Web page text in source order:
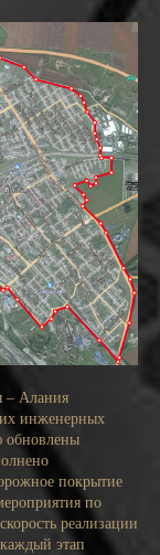
– Алания
инженерных
обновлены
покрытие
по
реализации
каждый этап